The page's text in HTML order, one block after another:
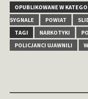
OPUBLIKOWANE W
SYGNALE
POWIAT
TAGI
NARKOTYKI
POLICJANCI UJAWNILI